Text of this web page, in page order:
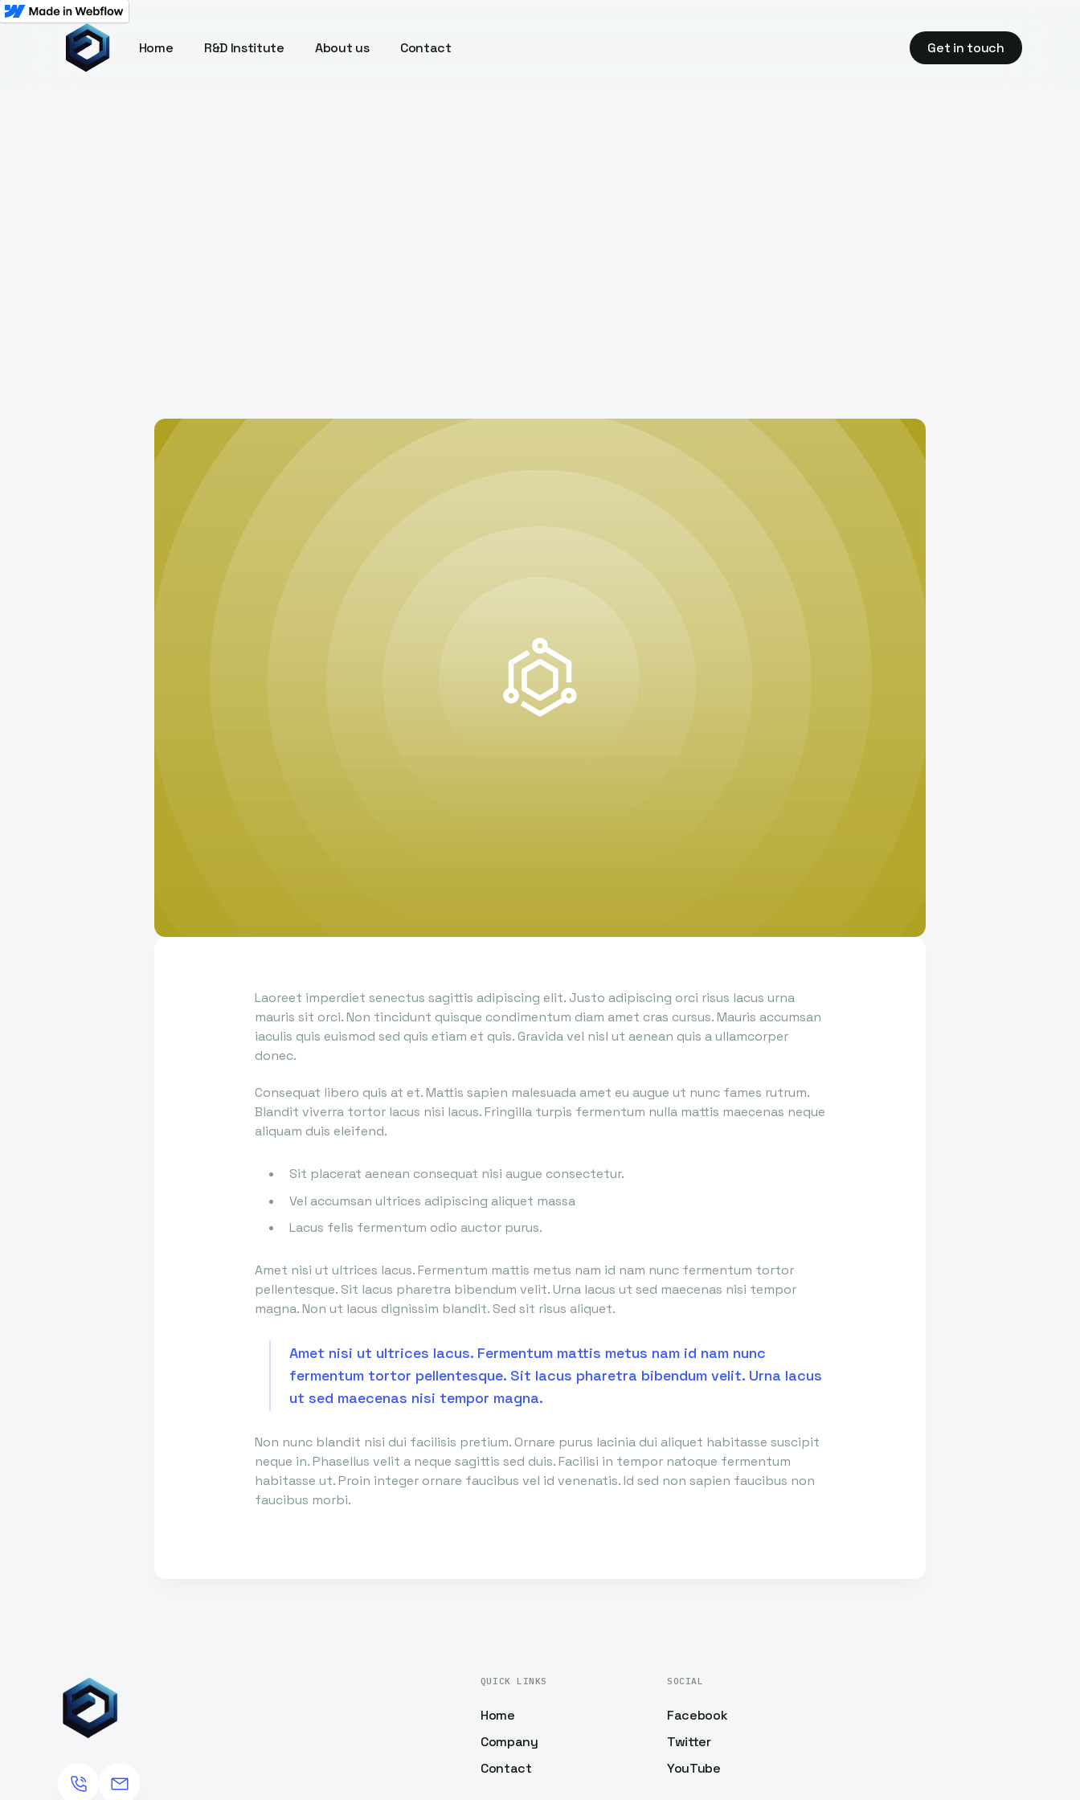
Home R&D Institute About us Contact Get in touch
Laoreet imperdiet senectus sagittis adipiscing elit. Justo adipiscing orci risus lacus urna
mauris sit orci. Non tincidunt quisque condimentum diam amet cras cursus. Mauris accumsan
iaculis quis euismod sed quis etiam et quis. Gravida vel nisl ut aenean quis a ullamcorper
donec.
Consequat libero quis at et. Mattis sapien malesuada amet eu augue ut nunc fames rutrum.
Blandit viverra tortor lacus nisi lacus. Fringilla turpis fermentum nulla mattis maecenas neque
aliquam duis eleifend.
Sit placerat aenean consequat nisi augue consectetur.
Vel accumsan ultrices adipiscing aliquet massa
Lacus felis fermentum odio auctor purus.
Amet nisi ut ultrices lacus. Fermentum mattis metus nam id nam nunc fermentum tortor
pellentesque. Sit lacus pharetra bibendum velit. Urna lacus ut sed maecenas nisi tempor
magna. Non ut lacus dignissim blandit. Sed sit risus aliquet.
Amet nisi ut ultrices lacus. Fermentum mattis metus nam id nam nunc
fermentum tortor pellentesque. Sit lacus pharetra bibendum velit. Urna lacus
ut sed maecenas nisi tempor magna.
Non nunc blandit nisi dui facilisis pretium. Ornare purus lacinia dui aliquet habitasse suscipit
neque in. Phasellus velit a neque sagittis sed duis. Facilisi in tempor natoque fermentum
habitasse ut. Proin integer ornare faucibus vel id venenatis. Id sed non sapien faucibus non
faucibus morbi.
QUICK LINKS
Home
Company
Contact
SOCIAL
Facebook
Twitter
YouTube